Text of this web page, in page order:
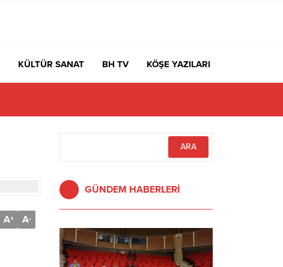
KÜLTÜR SANAT BH TV KÖŞE YAZILARI
A+ A-
GÜNDEM HABERLERİ